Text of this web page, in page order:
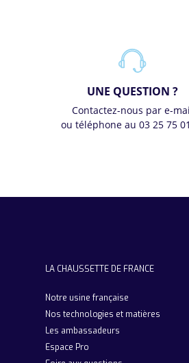
UNE QUESTION ?
Contactez-nous par e-
ou téléphone au 03 25 75
LA CHAUSSETTE DE FRANCE
Notre usine française
Nos technologies et matières
Les ambassadeurs
Espace Pro